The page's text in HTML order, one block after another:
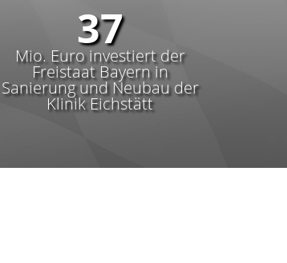
55
Mio. Euro investiert der
Freistaat Bayern in
Sanierung und Neubau der
Klinik Eichstätt